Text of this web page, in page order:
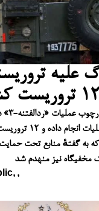
علیه
مستونگ بلوچستان
به گفتهٔ منابع تحت حمایت
مخفیگاه نیز منهدم شد
, ,